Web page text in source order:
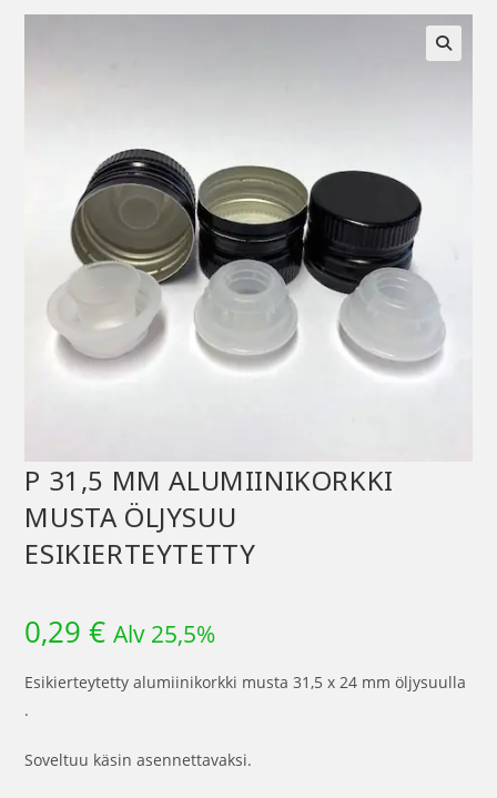
P 31,5 MM ALUMIINIKORKKI
MUSTA ÖLJYSUU
ESIKIERTEYTETTY
0,29€ Alv 25,5%
Esikierteytetty alumiinikorkki musta 31,5 x 24 mm öljysuulla
.
Soveltuu käsin asennettavaksi.